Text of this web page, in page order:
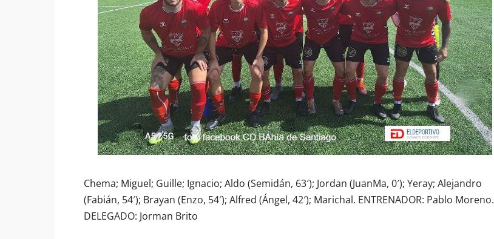
Chema; Miguel; Guille; Ignacio; Aldo (Semidán, 63′); Jordan (JuanMa, 0′); Yeray; Alejandro
(Fabián, 54′); Brayan (Enzo, 54′); Alfred (Ángel, 42′); Marichal. ENTRENADOR: Pablo Moreno.
DELEGADO: Jorman Brito